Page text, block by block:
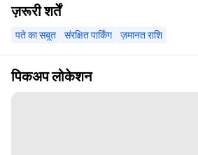
ज़रूरी शर्तें
पते का सबूत संरक्षित पार्किंग ज़मानत राशि
पिकअप लोकेशन